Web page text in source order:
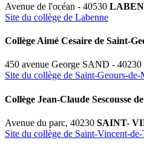
Avenue de l'océan - 40530
Site du collège de Labenne
Collège Aimé Cesaire de Saint-
450 avenue George SAND - 40230
Site du collège de Saint-Geours-de-
Collège Jean-Claude Sescousse
Avenue du parc, 40230 SAINT-
Site du collège de Saint-Vincent-de-